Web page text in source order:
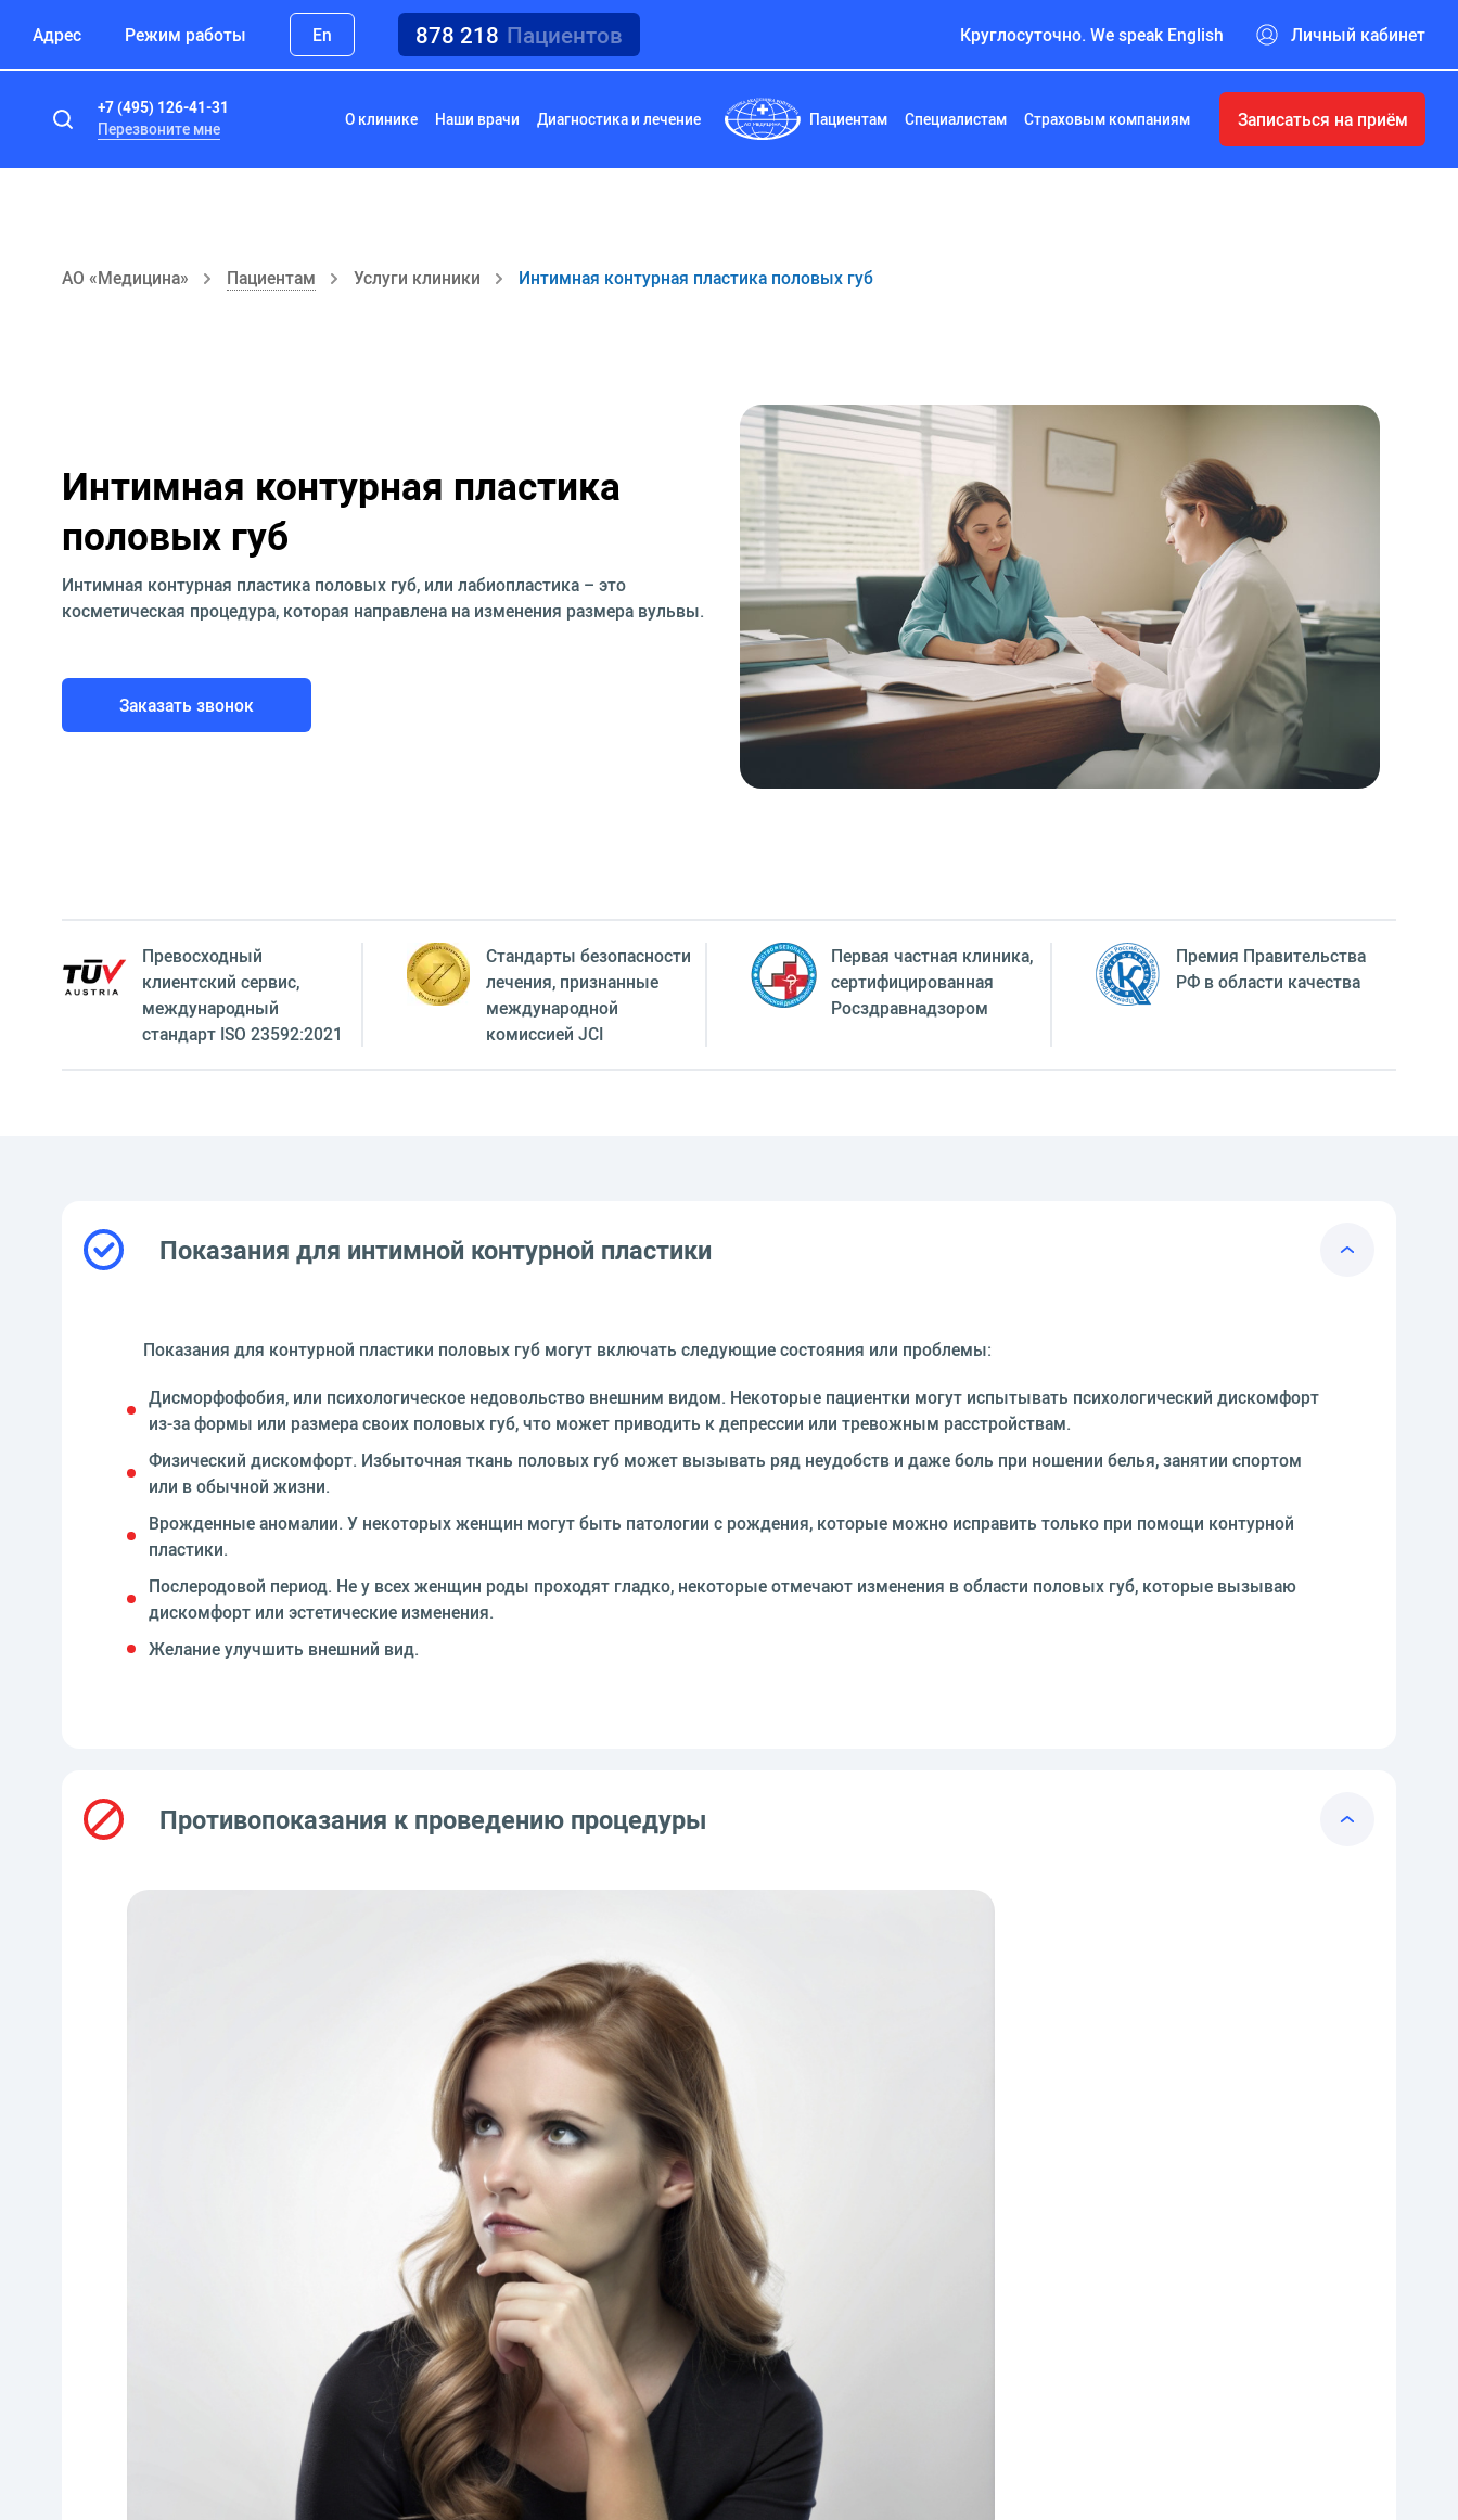
Адрес Режим работы En 878 218 Пациентов Круглосуточно. We speak English Личный кабинет
+7 (495) 126-41-31
Перезвоните мне
О клинике Наши врачи Диагностика и лечение Пациентам Специалистам Страховым компаниям Записаться на приём
АО «Медицина» Пациентам Услуги клиники Интимная контурная пластика половых губ
Интимная контурная пластика
половых губ
Интимная контурная пластика половых губ, или лабиопластика – это
косметическая процедура, которая направлена на изменения размера вульвы.
Заказать звонок
Превосходный
клиентский сервиc,
международный
стандарт ISO 23592:2021
Стандарты безопасности
лечения, признанные
международной
комиссией JCI
Первая частная клиника,
сертифицированная
Росздравнадзором
Премия Правительства
РФ в области качества
Показания для интимной контурной пластики
Показания для контурной пластики половых губ могут включать следующие состояния или проблемы:
Дисморфофобия, или психологическое недовольство внешним видом. Некоторые пациентки могут испытывать психологический дискомфорт
из-за формы или размера своих половых губ, что может приводить к депрессии или тревожным расстройствам.
Физический дискомфорт. Избыточная ткань половых губ может вызывать ряд неудобств и даже боль при ношении белья, занятии спортом
или в обычной жизни.
Врожденные аномалии. У некоторых женщин могут быть патологии с рождения, которые можно исправить только при помощи контурной
пластики.
Послеродовой период. Не у всех женщин роды проходят гладко, некоторые отмечают изменения в области половых губ, которые вызываю
дискомфорт или эстетические изменения.
Желание улучшить внешний вид.
Противопоказания к проведению процедуры